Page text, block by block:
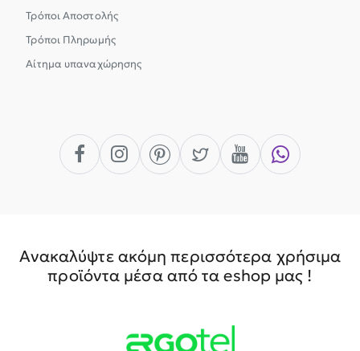
Τρόποι Αποστολής
Τρόποι Πληρωμής
Αίτημα υπαναχώρησης
Ανακαλύψτε ακόμη περισσότερα χρήσιμα
προϊόντα μέσα από τα eshop μας !